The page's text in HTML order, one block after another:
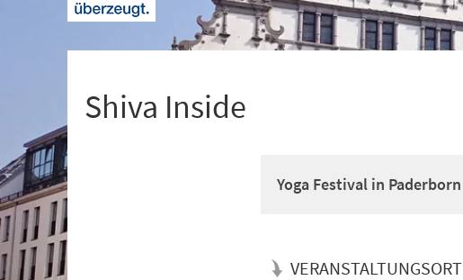
Shiva Inside
Yoga Festival in Paderborn
VERANSTALTUNGSORT